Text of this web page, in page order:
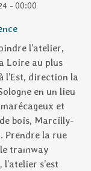
- 00:00
l’atelier,
Loire au plus
l’Est, direction la
en un lieu
et
bois, Marcilly-
Prendre la rue
tramway
s’est